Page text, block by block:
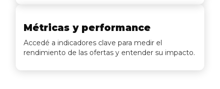
Métricas y performance
Accedé a indicadores clave para medir el
rendimiento de las ofertas y entender su impacto.